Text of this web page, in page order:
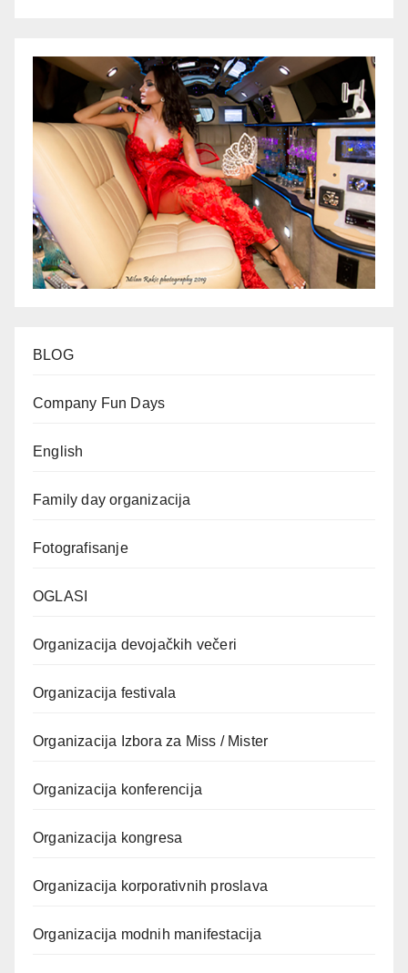
BLOG
Company Fun Days
English
Family day organizacija
Fotografisanje
OGLASI
Organizacija devojačkih večeri
Organizacija festivala
Organizacija Izbora za Miss / Mister
Organizacija konferencija
Organizacija kongresa
Organizacija korporativnih proslava
Organizacija modnih manifestacija